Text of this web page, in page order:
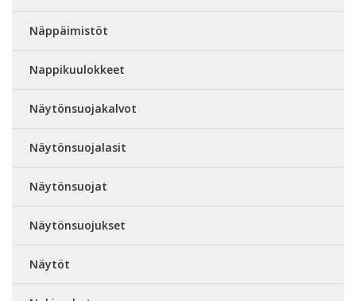
Näppäimistöt
Nappikuulokkeet
Näytönsuojakalvot
Näytönsuojalasit
Näytönsuojat
Näytönsuojukset
Näytöt